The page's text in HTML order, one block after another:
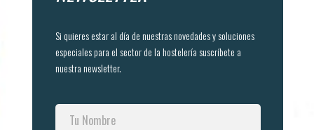
Si quieres estar al día de nuestras novedades y soluciones
especiales para el sector de la hostelería suscríbete a
nuestra newsletter.